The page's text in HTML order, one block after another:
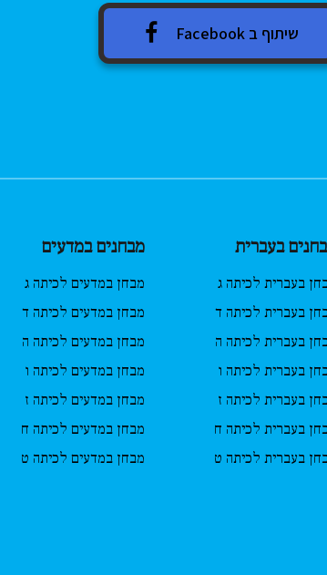
שיתוף ב Facebook
בעברית
בעברית לכיתה ג
בעברית לכיתה ד
בעברית לכיתה ה
בעברית לכיתה ו
בעברית לכיתה ז
בעברית לכיתה ח
בעברית לכיתה ט
מבחנים במדעים
מבחן במדעים לכיתה ג
מבחן במדעים לכיתה ד
מבחן במדעים לכיתה ה
מבחן במדעים לכיתה ו
מבחן במדעים לכיתה ז
מבחן במדעים לכיתה ח
מבחן במדעים לכיתה ט